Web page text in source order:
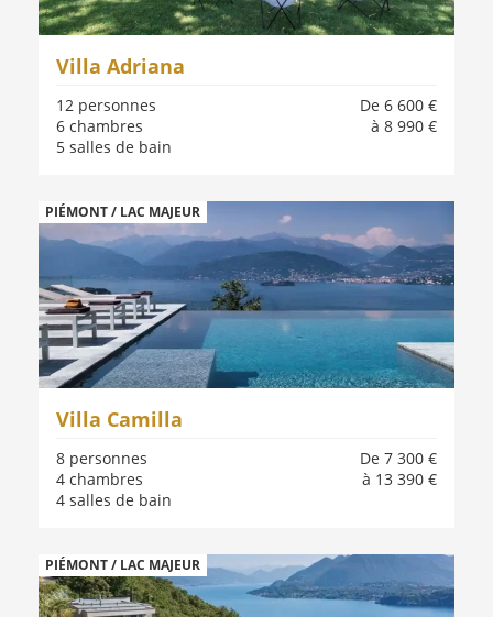
Villa Adriana
De 6 600 €
à 8 990 €
12 personnes
6 chambres
5 salles de bain
PIÉMONT / LAC MAJEUR
Villa Camilla
De 7 300 €
à 13 390 €
8 personnes
4 chambres
4 salles de bain
PIÉMONT / LAC MAJEUR